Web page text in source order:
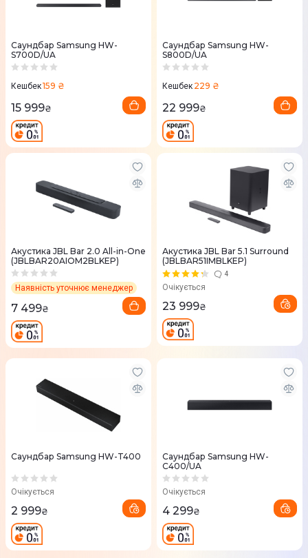
Саундбар Samsung HW-
S700D/UA
Кешбек159 ₴
15 999₴
Саундбар Samsung HW-
S800D/UA
Кешбек 229 ₴
22 999₴
Акустика JBL Bar 2.0 All-in-One
(JBLBAR20AIOM2BLKEP)
Наявність уточнює менеджер
7 499₴
Акустика JBL Bar 5.1 Surround
(JBLBAR51IMBLKEP)
4
Очікується
23 999₴
Саундбар Samsung HW-T400
Очікується
2 999₴
Саундбар Samsung HW-
C400/UA
Очікується
4 299₴